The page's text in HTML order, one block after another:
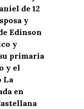
de 12
y
Edinson
y
primaria
y el
La
en